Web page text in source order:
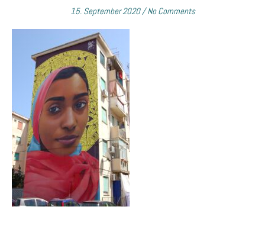
15. September 2020/ No Comments